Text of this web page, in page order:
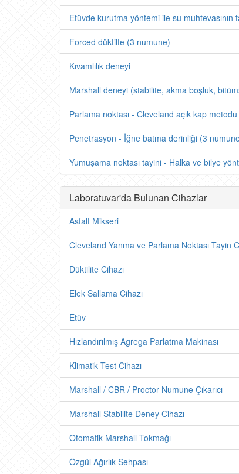
Etüvde kurutma yöntemi ile su muhtevasının
Forced düktilte (3 numune)
Kıvamlılık deneyi
Marshall deneyi (stabilite, akma boşluk,
Parlama noktası - Cleveland açık kap metodu
Penetrasyon - İğne batma derinliği (3
Yumuşama noktası tayini - Halka ve bilye
Laboratuvar'da Bulunan Cihazlar
Asfalt Mikseri
Cleveland Yanma ve Parlama Noktası Tayin
Düktilite Cihazı
Elek Sallama Cihazı
Etüv
Hızlandırılmış Agrega Parlatma Makinası
Klimatik Test Cihazı
Marshall / CBR / Proctor Numune Çıkarıcı
Marshall Stabilite Deney Cihazı
Otomatik Marshall Tokmağı
Özgül Ağırlık Sehpası